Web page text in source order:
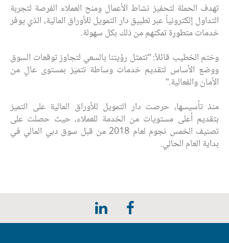
تهدف الحملة لتحفيز نشاط الأعمال ومنح العملاء الفرصة لتجربة
التداول إلكترونياً عبر تطبيق دار التمويل للأوراق المالية، الذي يوفر
خدمات متطورة تمكنهم من ذلك بكل سهولة.
وختم الخطيب قائلاً: "تتمثل رؤيتنا بالسعي لتجاوز توقعات السوق
ووضع الأساس لتقديم خدمات وساطة تتميّز بمستوى عالٍ من
الأمان والفعالية."
منذ تأسيسها، حرصت دار التمويل للأوراق المالية على التميز
بتقديم أعلى مستويات من الخدمة للعملاء، حيث حصلت على
تصنيف الخمس نجوم لعام 2018 من قبل سوق دبي المالي في
بداية العام الحالي.